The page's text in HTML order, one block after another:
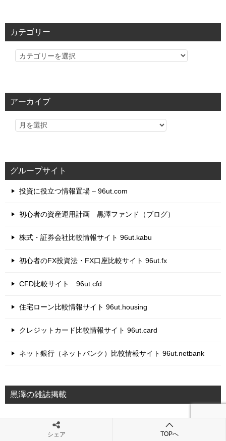
カテゴリー
カ
リ
アーカイブ
グループサイト
投資に役立つ情報置場 – 96ut.com
初心者の資産運用計画 黒澤ファンド（ブログ）
株式・証券会社比較情報サイト 96ut.kabu
初心者のFX投資法・FX口座比較サイト 96ut.fx
CFD比較サイト 96ut.cfd
住宅ローン比較情報サイト 96ut.housing
クレジットカード比較情報サイト 96ut.card
ネット銀行（ネットバンク）比較情報サイト 96ut.netbank
黒澤の雑誌掲載
稼ぐ人の株投資 億超えの方程式 9 (稼ぐ投資)
シェア TOPへ